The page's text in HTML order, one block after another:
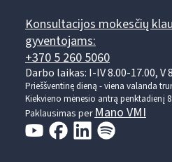
Konsultacijos mokesčių
gyventojams:
+370 5 260 5060
Darbo laikas: I-IV 8.00-17.00, V
Prieššventinę dieną - viena valanda
Kiekvieno mėnesio antrą penktadienį
Paklausimas perMano VMI